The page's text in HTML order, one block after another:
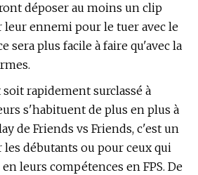
déposer au moins un clip
ennemi pour le tuer avec le
sera plus facile à faire qu'avec la
rapidement surclassé à
s'habituent de plus en plus à
de Friends vs Friends, c'est un
débutants ou pour ceux qui
leurs compétences en FPS. De